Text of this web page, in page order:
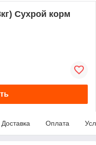
Сухрой корм
Доставка Оплата